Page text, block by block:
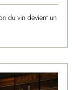
du vin devient un